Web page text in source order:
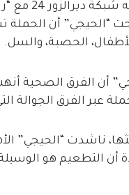
وفي
“الحيجي” أن
الحصبة، والسل.
أن الفرق الصحية
عبر الفرق الجوالة
ناشدت “الحيجي”
أن التطعيم هو